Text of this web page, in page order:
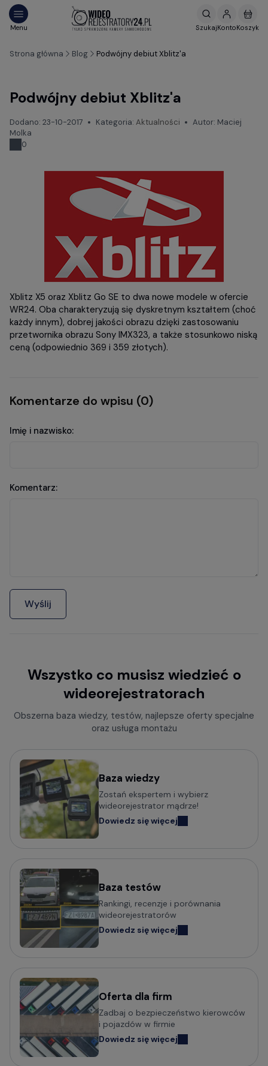
Strona główna Blog Podwójny debiut Xblitz'a
Podwójny debiut Xblitz'a
Dodano: 23-10-2017 Kategoria: Aktualności Autor: Maciej
Molka
0
Xblitz X5 oraz Xblitz Go SE to dwa nowe modele w ofercie
WR24. Oba charakteryzują się dyskretnym kształtem (choć
każdy innym), dobrej jakości obrazu dzięki zastosowaniu
przetwornika obrazu Sony IMX323, a także stosunkowo niską
ceną (odpowiednio 369 i 359 złotych).
Komentarze do wpisu (0)
Imię i nazwisko:
Komentarz:
Wyślij
Wszystko co musisz wiedzieć o
wideorejestratorach
Obszerna baza wiedzy, testów, najlepsze oferty specjalne
oraz usługa montażu
Baza wiedzy
Zostań ekspertem i wybierz
wideorejestrator mądrze!
Dowiedz się więcej
Baza testów
Rankingi, recenzje i porównania
wideorejestratorów
Dowiedz się więcej
Oferta dla firm
Zadbaj o bezpieczeństwo kierowców
i pojazdów w firmie
Dowiedz się więcej